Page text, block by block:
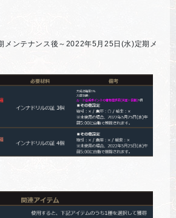
メンテナンス後～2022年5月25日(水)定期メ